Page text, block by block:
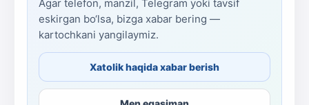
Agar telefon, manzil, Telegram yoki tavsif
eskirgan bo‘lsa, bizga xabar bering —
kartochkani yangilaymiz.
Xatolik haqida xabar berish